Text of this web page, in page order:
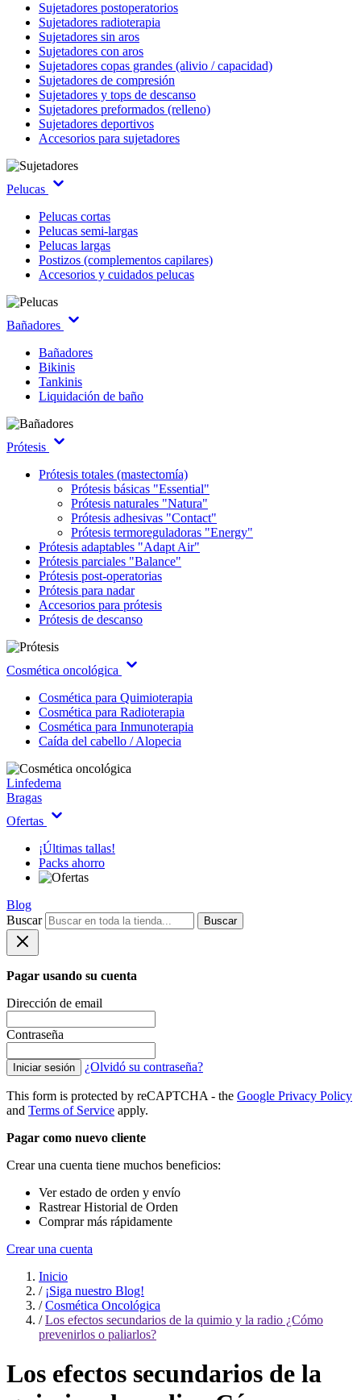
Sujetadores postoperatorios
Sujetadores radioterapia
Sujetadores sin aros
Sujetadores con aros
Sujetadores copas grandes (alivio / capacidad)
Sujetadores de compresión
Sujetadores y tops de descanso
Sujetadores preformados (relleno)
Sujetadores deportivos
Accesorios para sujetadores
Pelucas
Pelucas cortas
Pelucas semi-largas
Pelucas largas
Postizos (complementos capilares)
Accesorios y cuidados pelucas
Bañadores
Bañadores
Bikinis
Tankinis
Liquidación de baño
Prótesis
Prótesis totales (mastectomía)
Prótesis básicas "Essential"
Prótesis naturales "Natura"
Prótesis adhesivas "Contact"
Prótesis termoreguladoras "Energy"
Prótesis adaptables "Adapt Air"
Prótesis parciales "Balance"
Prótesis post-operatorias
Prótesis para nadar
Accesorios para prótesis
Prótesis de descanso
Cosmética oncológica
Cosmética para Quimioterapia
Cosmética para Radioterapia
Cosmética para Inmunoterapia
Caída del cabello / Alopecia
Linfedema
Bragas
Ofertas
¡Últimas tallas!
Packs ahorro
Blog
Buscar
Buscar
Pagar usando su cuenta
Dirección de email
Contraseña
Iniciar sesión ¿Olvidó su contraseña?
This form is protected by reCAPTCHA - the Google Privacy Policy
and Terms of Service apply.
Pagar como nuevo cliente
Crear una cuenta tiene muchos beneficios:
Ver estado de orden y envío
Rastrear Historial de Orden
Comprar más rápidamente
Crear una cuenta
Inicio
/ ¡Siga nuestro Blog!
/ Cosmética Oncológica
/ Los efectos secundarios de la quimio y la radio ¿Cómo
prevenirlos o paliarlos?
Los efectos secundarios de la